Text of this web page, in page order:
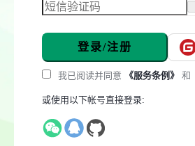
登录/注册
我已阅读并同意 《服务条例》 和
或使用以下帐号直接登录: